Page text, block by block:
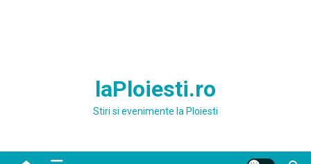
laPloiesti.ro
Stiri si evenimente la Ploiesti